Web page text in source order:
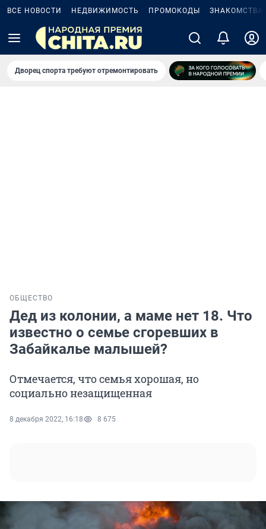
ВСЕ НОВОСТИ НЕДВИЖИМОСТЬ ПРОМОКОДЫ ЗНАКОМСТВА
Дворец спорта требуют отремонтировать
ОБЩЕСТВО
Дед из колонии, а маме нет 18. Что
известно о семье сгоревших в
Забайкалье малышей?
Отмечается, что семья хорошая, но
социально незащищенная
8 декабря 2022, 16:18 8 675